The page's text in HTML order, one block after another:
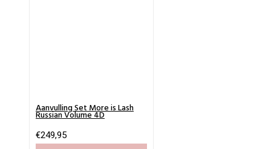
Aanvulling Set More is Lash
Russian Volume 4D
€249,95